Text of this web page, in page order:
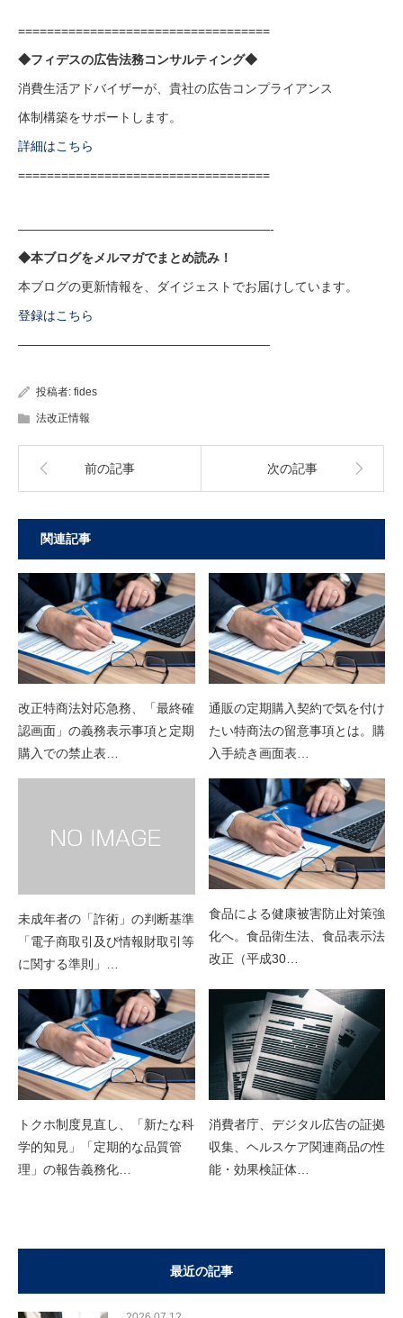
===================================
◆フィデスの広告法務コンサルティング◆
消費生活アドバイザーが、貴社の広告コンプライアンス
体制構築をサポートします。
詳細はこちら
===================================
————————————————————-
◆本ブログをメルマガでまとめ読み！
本ブログの更新情報を、ダイジェストでお届けしています。
登録はこちら
————————————————————
投稿者: fides
法改正情報
前の記事 次の記事
関連記事
改正特商法対応急務、「最終確
認画面」の義務表示事項と定期
購入での禁止表…
通販の定期購入契約で気を付け
たい特商法の留意事項とは。購
入手続き画面表…
未成年者の「詐術」の判断基準
「電子商取引及び情報財取引等
に関する準則」…
食品による健康被害防止対策強
化へ。食品衛生法、食品表示法
改正（平成30…
トクホ制度見直し、「新たな科
学的知見」「定期的な品質管
理」の報告義務化…
消費者庁、デジタル広告の証拠
収集、ヘルスケア関連商品の性
能・効果検証体…
最近の記事